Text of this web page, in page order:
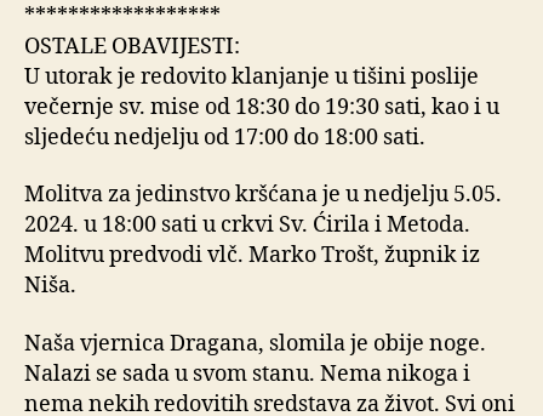
******************
OSTALE OBAVIJESTI:
U utorak je redovito klanjanje u tišini poslije
večernje sv. mise od 18:30 do 19:30 sati, kao i u
sljedeću nedjelju od 17:00 do 18:00 sati.
Molitva za jedinstvo kršćana je u nedjelju 5.05.
2024. u 18:00 sati u crkvi Sv. Ćirila i Metoda.
Molitvu predvodi vlč. Marko Trošt, župnik iz
Niša.
Naša vjernica Dragana, slomila je obije noge.
Nalazi se sada u svom stanu. Nema nikoga i
nema nekih redovitih sredstava za život. Svi oni